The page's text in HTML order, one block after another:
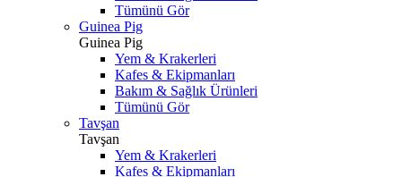
Tümünü Gör
Guinea Pig
Guinea Pig
Yem & Krakerleri
Kafes & Ekipmanları
Bakım & Sağlık Ürünleri
Tümünü Gör
Tavşan
Tavşan
Yem & Krakerleri
Kafes & Ekipmanları